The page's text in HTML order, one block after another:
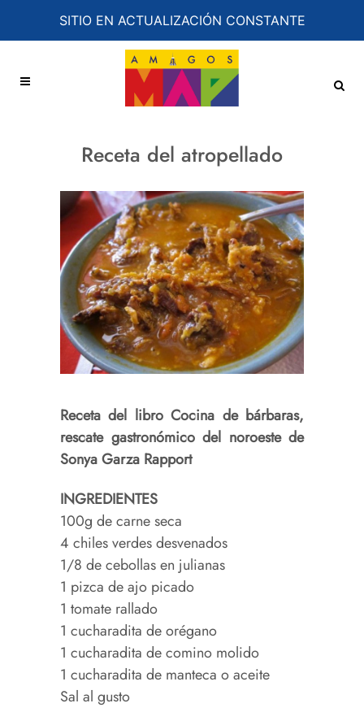
SITIO EN ACTUALIZACIÓN CONSTANTE
Receta del atropellado
Receta del libro Cocina de bárbaras,
rescate gastronómico del noroeste de
Sonya Garza Rapport
INGREDIENTES
100g de carne seca
4 chiles verdes desvenados
1/8 de cebollas en julianas
1 pizca de ajo picado
1 tomate rallado
1 cucharadita de orégano
1 cucharadita de comino molido
1 cucharadita de manteca o aceite
Sal al gusto